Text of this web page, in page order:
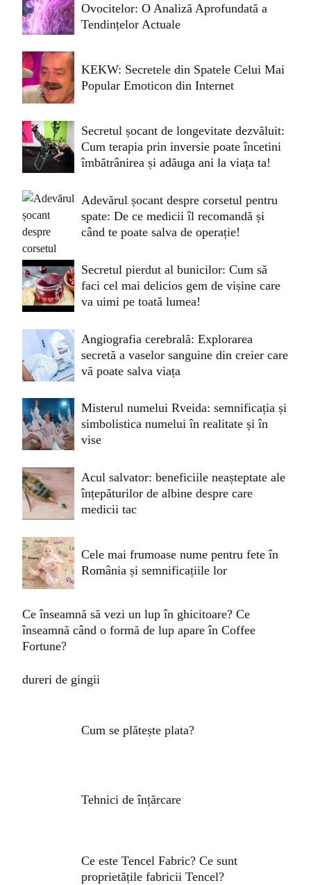
Ovocitelor: O Analiză Aprofundată a
Tendințelor Actuale
KEKW: Secretele din Spatele Celui Mai
Popular Emoticon din Internet
Secretul șocant de longevitate dezvăluit:
Cum terapia prin inversie poate încetini
îmbătrânirea și adăuga ani la viața ta!
Adevărul șocant despre corsetul pentru
spate: De ce medicii îl recomandă și
când te poate salva de operație!
Secretul pierdut al bunicilor: Cum să
faci cel mai delicios gem de vișine care
va uimi pe toată lumea!
Angiografia cerebrală: Explorarea
secretă a vaselor sanguine din creier care
vă poate salva viața
Misterul numelui Rveida: semnificația și
simbolistica numelui în realitate și în
vise
Acul salvator: beneficiile neașteptate ale
înțepăturilor de albine despre care
medicii tac
Cele mai frumoase nume pentru fete în
România și semnificațiile lor
Ce înseamnă să vezi un lup în ghicitoare? Ce
înseamnă când o formă de lup apare în Coffee
Fortune?
dureri de gingii
Cum se plătește plata?
Tehnici de înțărcare
Ce este Tencel Fabric? Ce sunt
proprietățile fabricii Tencel?